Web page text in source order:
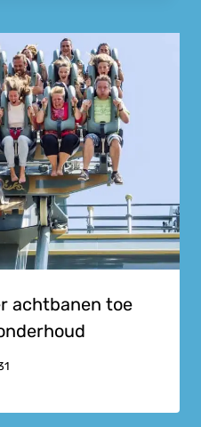
achtbanen toe